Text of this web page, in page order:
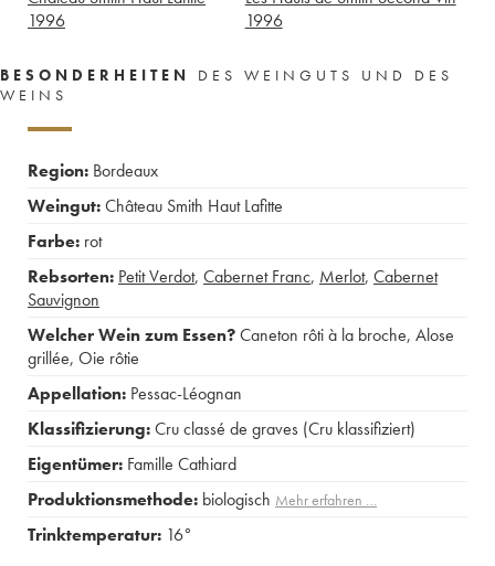
1996
1996
BESONDERHEITEN
DES WEINGUTS UND DES
WEINS
Region: Bordeaux
Weingut:Château Smith Haut Lafitte
Farbe: rot
Rebsorten: Petit Verdot, Cabernet Franc, Merlot, Cabernet
Sauvignon
Welcher Wein zum Essen?Caneton rôti à la broche, Alose
grillée, Oie rôtie
Appellation: Pessac-Léognan
Klassifizierung:Cru classé de graves (Cru klassifiziert)
Eigentümer: Famille Cathiard
Produktionsmethode: biologisch Mehr erfahren …
Trinktemperatur: 16°